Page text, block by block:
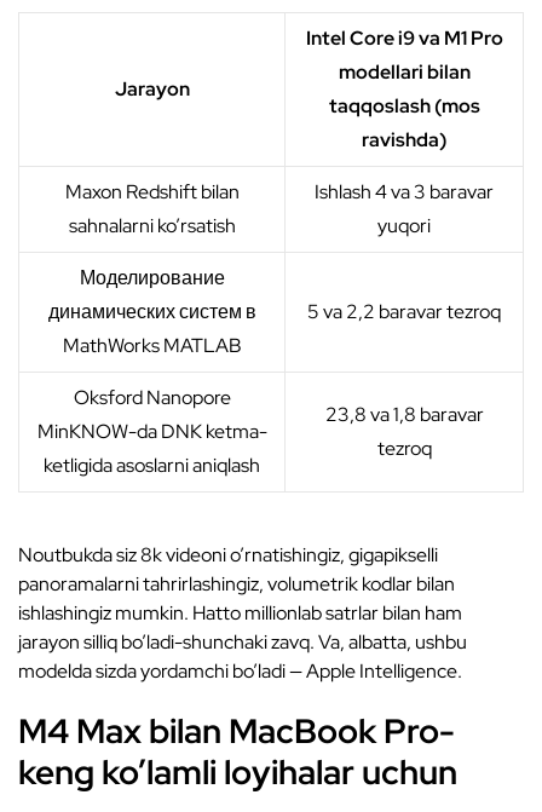
Jarayon
Intel Core i9 va M1 Pro
modellari bilan
taqqoslash (mos
ravishda)
Maxon Redshift bilan
sahnalarni ko’rsatish
Ishlash 4 va 3 baravar
yuqori
Моделирование
динамических систем в
MathWorks MATLAB
5 va 2,2 baravar tezroq
Oksford Nanopore
MinKNOW-da DNK ketma-
ketligida asoslarni aniqlash
23,8 va 1,8 baravar
tezroq
Noutbukda siz 8k videoni o’rnatishingiz, gigapikselli
panoramalarni tahrirlashingiz, volumetrik kodlar bilan
ishlashingiz mumkin. Hatto millionlab satrlar bilan ham
jarayon silliq bo’ladi-shunchaki zavq. Va, albatta, ushbu
modelda sizda yordamchi bo’ladi — Apple Intelligence.
M4 Max bilan MacBook Pro-
keng ko’lamli loyihalar uchun